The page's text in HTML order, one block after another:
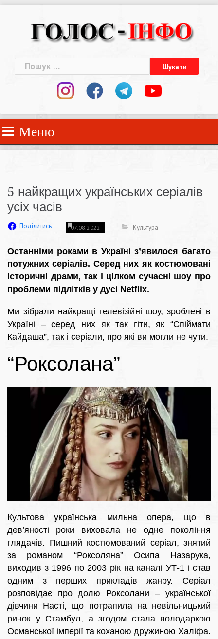
Пошук:
Меню
5 найкращих українських серіалів
усіх часів
Поділитись 07.08.2022 Культура
Останніми роками в Україні з’явилося багато
потужних серіалів. Серед них як костюмовані
історичні драми, так і цілком сучасні шоу про
проблеми підлітків у дусі Netflix.
Ми зібрали найкращі телевізійні шоу, зроблені в
Україні – серед них як так гіти, як “Спіймати
Кайдаша”, так і серіали, про які ви могли не чути.
“Роксолана”
Культова українська мильна опера, що в
дев’яності роки виховала не одне покоління
глядачів. Пишний костюмований серіал, знятий
за романом “Роксоляна” Осипа Назарука,
виходив з 1996 по 2003 рік на каналі УТ-1 і став
одним з перших прикладів жанру. Серіал
розповідає про долю Роксолани – української
дівчини Насті, що потрапила на невільницький
ринок у Стамбул, а згодом стала володаркою
Османської імперії та коханою дружиною Халіфа.